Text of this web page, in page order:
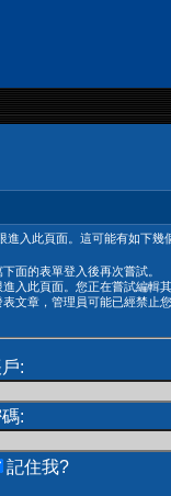
進入此頁面。這可能有如下幾
面的表單登入後再次嘗試。
入此頁面。您正在嘗試編輯
文章，管理員可能已經禁止
:
:
記住我?